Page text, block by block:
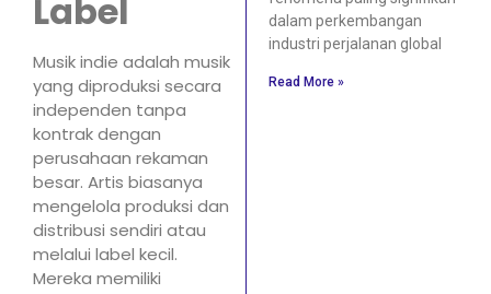
Label
Musik indie adalah musik
yang diproduksi secara
independen tanpa
kontrak dengan
perusahaan rekaman
besar. Artis biasanya
mengelola produksi dan
distribusi sendiri atau
melalui label kecil.
Mereka memiliki
dalam perkembangan
industri perjalanan global
Read More »